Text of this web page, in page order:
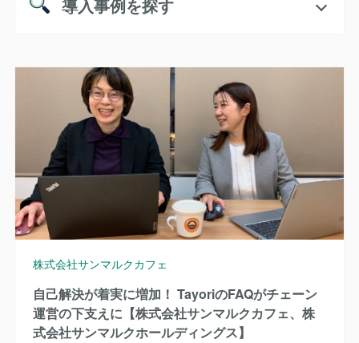
導入事例を探す
株式会社サンマルクカフェ
自己解決が着実に増加！ TayoriのFAQがチェーン
運営の下支えに【株式会社サンマルクカフェ、株
式会社サンマルクホールディングス】